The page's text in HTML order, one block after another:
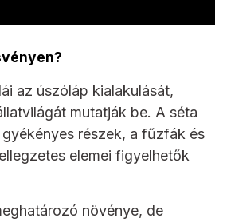
az úszóláp kialakulását,
mutatják be. A séta
részek, a fűzfák és
elemei figyelhetők
növénye, de